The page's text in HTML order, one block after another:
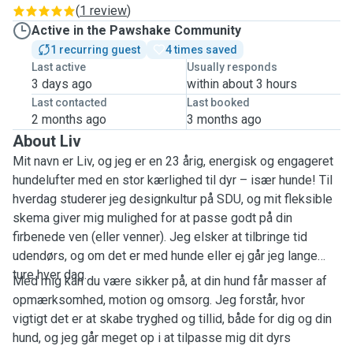
(1 review)
Active in the Pawshake Community
1 recurring guest
4 times saved
Last active
3 days ago
Usually responds
within about 3 hours
Last contacted
2 months ago
Last booked
3 months ago
About Liv
Mit navn er Liv, og jeg er en 23 årig, energisk og engageret
hundelufter med en stor kærlighed til dyr – især hunde! Til
hverdag studerer jeg designkultur på SDU, og mit fleksible
skema giver mig mulighed for at passe godt på din
firbenede ven (eller venner). Jeg elsker at tilbringe tid
udendørs, og om det er med hunde eller ej går jeg lange
ture hver dag.
Med mig kan du være sikker på, at din hund får masser af
opmærksomhed, motion og omsorg. Jeg forstår, hvor
vigtigt det er at skabe tryghed og tillid, både for dig og din
hund, og jeg går meget op i at tilpasse mig dit dyrs